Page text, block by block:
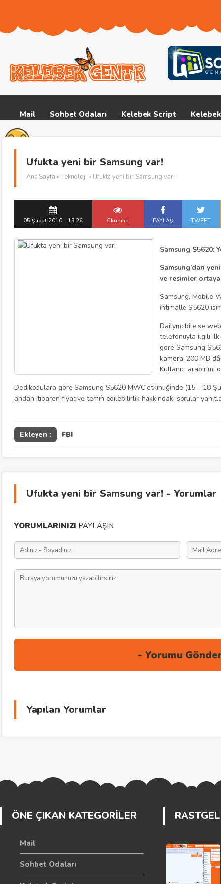
Mail Sohbet Odaları Kelebek Script
Ufukta yeni bir Samsung var!
Ana Sayfa »Teknoloji » Ufukta yeni bir Samsung var!
05 Şubat 2010 - 19:26 Okunma PAYLAŞ TWEET
Samsung S5620:
Samsung’dan
ve resimler ortaya
Samsung, Mobile
ihtimalle S5620
Dailymobile.se
telefonuyla ilgili ilk
göre Samsung
kamera, 200 MB
Kullanıcı arabirimi
Dedikodulara göre Samsung S5620 MWC etkinliğinde (15 – 18
andan itibaren fiyat ve temin edilebilirlik hakkındaki sorular
Ekleyen : FBI
Ufukta yeni bir Samsung var! - Yorumlar
YORUMLARINIZI PAYLAŞIN
Yapılan Yorumlar
ÖNE ÇIKAN KATEGORİLER
Mail
Sohbet Odaları